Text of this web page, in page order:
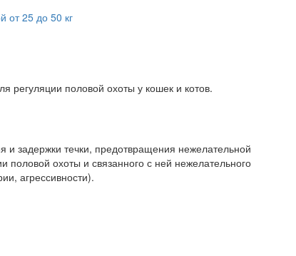
от 25 до 50 кг
регуляции половой охоты у кошек и котов.
задержки течки, предотвращения нежелательной
половой охоты и связанного с ней нежелательного
агрессивности).